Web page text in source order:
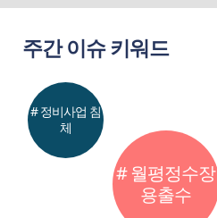
주간 이슈 키워드
# 월평정수장
용출수
# 정비사업 침
체